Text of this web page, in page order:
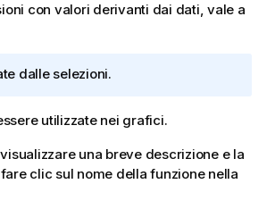
con valori derivanti dai dati, vale a
dalle selezioni.
utilizzate nei grafici.
una breve descrizione e la
clic sul nome della funzione nella